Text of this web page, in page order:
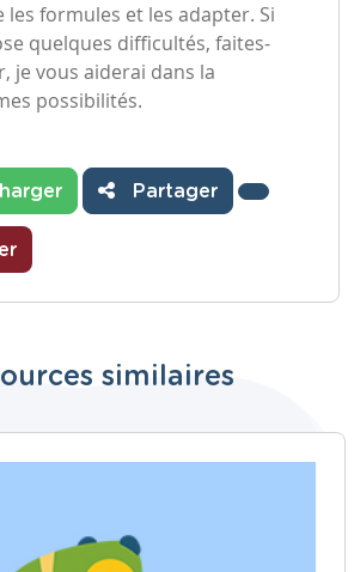
formules et les adapter. Si
quelques difficultés, faites-
je vous aiderai dans la
possibilités.
Partager
similaires